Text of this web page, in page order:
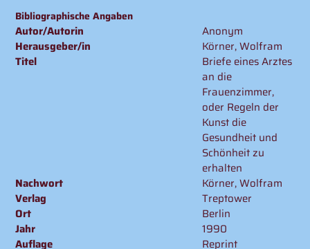
wird
zum
Warenkorb
hinzugefügt
Bibliographische Angaben
Autor/Autorin
Anonym
Herausgeber/in
Körner, Wolfram
Titel
Briefe eines Arztes
an die
Frauenzimmer,
oder Regeln der
Kunst die
Gesundheit und
Schönheit zu
erhalten
Nachwort
Körner, Wolfram
Verlag
Treptower
Ort
Berlin
Jahr
1990
Auflage
Reprint